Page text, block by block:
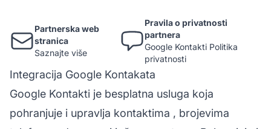
Partnerska web
stranica
Saznajte više
Pravila o privatnosti
partnera
Google Kontakti Politika
privatnosti
Integracija Google Kontakata
Google Kontakti je besplatna usluga koja
pohranjuje i upravlja kontaktima , brojevima